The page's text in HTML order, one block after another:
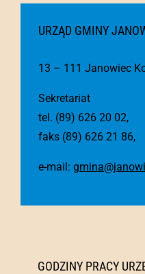
URZĄD GMINY
13 – 111 Janowiec
Sekretariat
tel. (89) 626 20 02,
faks (89) 626 21 86,
e-mail:
GODZINY PRACY